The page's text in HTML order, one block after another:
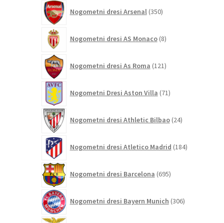
Nogometni dresi Arsenal 350izdelkov
Nogometni dresi AS Monaco 8izdelkov
Nogometni dresi As Roma 121izdelkov
Nogometni Dresi Aston Villa 71izdelkov
Nogometni dresi Athletic Bilbao 24izdelkov
Nogometni dresi Atletico Madrid 184izdelkov
Nogometni dresi Barcelona 695izdelkov
Nogometni dresi Bayern Munich 306izdelkov